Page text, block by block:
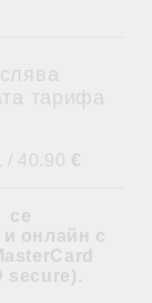
тарифа
/ 40.90 €
се
онлайн с
secure).